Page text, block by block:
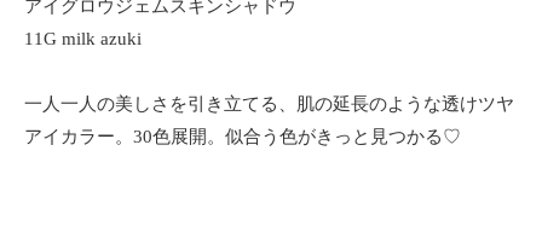
アイグロウジェムスキンシャドウ
11G milk azuki
一人一人の美しさを引き立てる、肌の延長のような透けツヤ
アイカラー。30色展開。似合う色がきっと見つかる♡